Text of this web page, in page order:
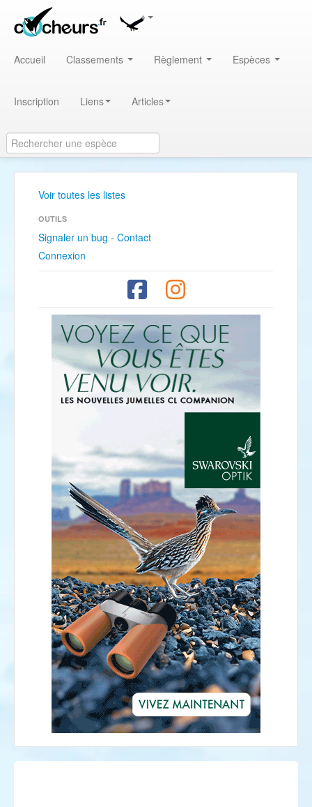
Accueil Classements Règlement Espèces
Inscription Liens Articles
Voir toutes les listes
OUTILS
Signaler un bug - Contact
Connexion